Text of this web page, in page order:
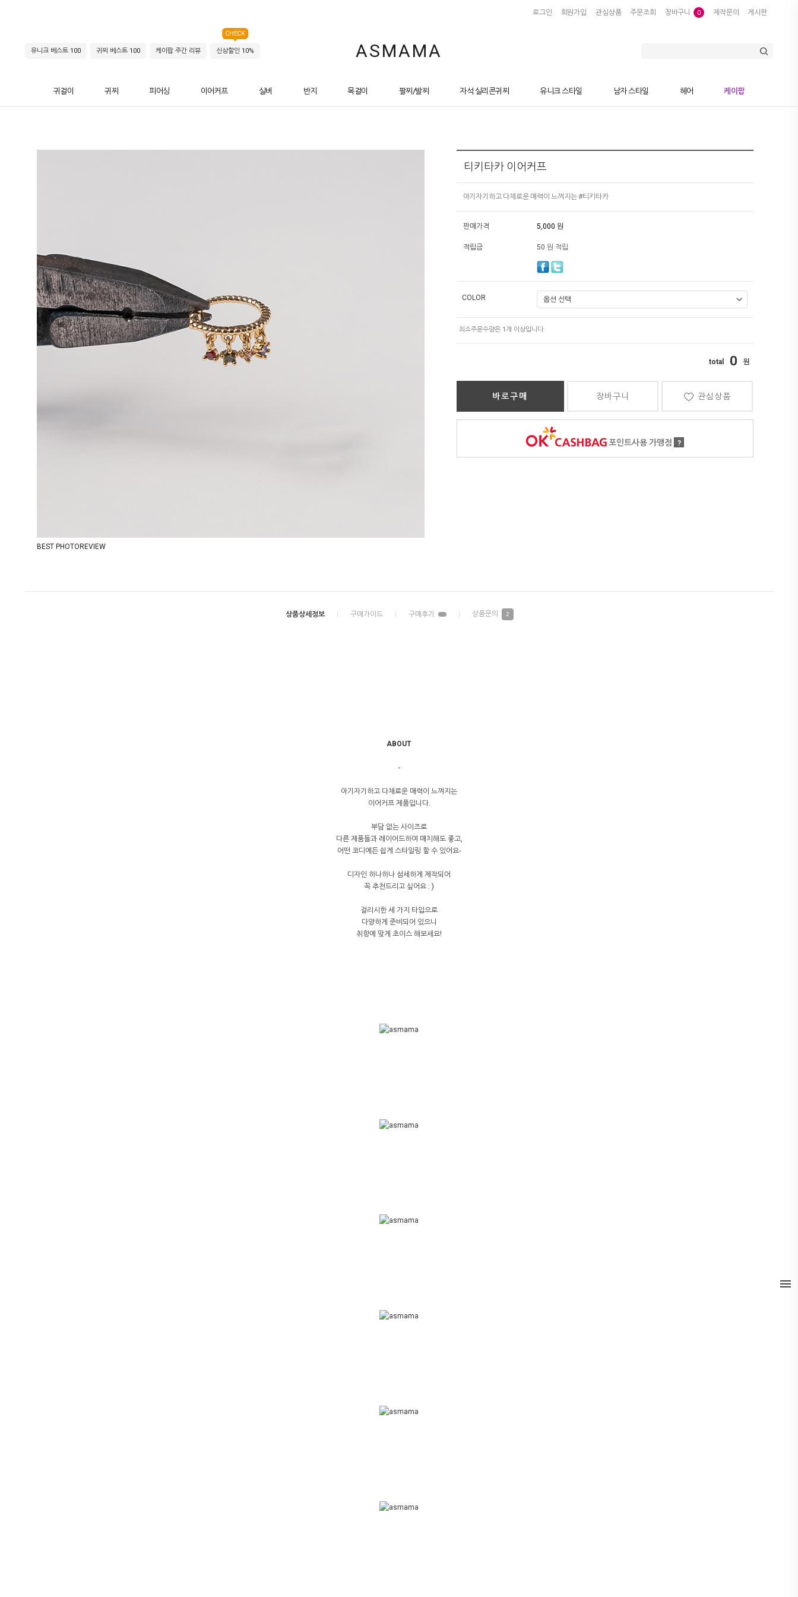
로그인 회원가입 관심상품 주문조회 장바구니 0 제작문의 게시판
ASMAMA
유니크 베스트 100 귀찌 베스트 100 케이팝 주간 리뷰 신상할인 10%
CHECK
귀걸이 귀찌 피어싱 이어커프 실버 반지 목걸이 팔찌/발찌 자석 실리콘귀찌 유니크 스타일 남자 스타일 헤어 케이팝
BEST PHOTOREVIEW
티키타카 이어커프
아기자기하고 다채로운 매력이 느껴지는 #티키타카
판매가격 5,000 원
적립금 50 원 적립
COLOR
0
바로구매 장바구니 관심상품
포인트사용 가맹점 ?
2
ABOUT
-
아기자기하고 다채로운 매력이 느껴지는
이어커프 제품입니다.
부담 없는 사이즈로
다른 제품들과 레이어드하여 매치해도 좋고,
어떤 코디에든 쉽게 스타일링 할 수 있어요-
디자인 하나하나 섬세하게 제작되어
꼭 추천드리고 싶어요 : )
걸리시한 세 가지 타입으로
다양하게 준비되어 있으니
취향에 맞게 초이스 해보세요!